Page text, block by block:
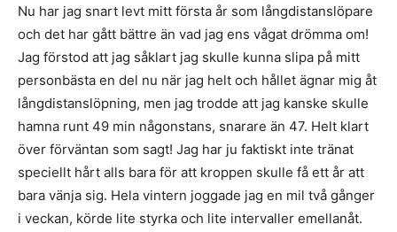
Nu har jag snart levt mitt första år som långdistanslöpare
och det har gått bättre än vad jag ens vågat drömma om!
Jag förstod att jag såklart jag skulle kunna slipa på mitt
personbästa en del nu när jag helt och hållet ägnar mig åt
långdistanslöpning, men jag trodde att jag kanske skulle
hamna runt 49 min någonstans, snarare än 47. Helt klart
över förväntan som sagt! Jag har ju faktiskt inte tränat
speciellt hårt alls bara för att kroppen skulle få ett år att
bara vänja sig. Hela vintern joggade jag en mil två gånger
i veckan, körde lite styrka och lite intervaller emellanåt.